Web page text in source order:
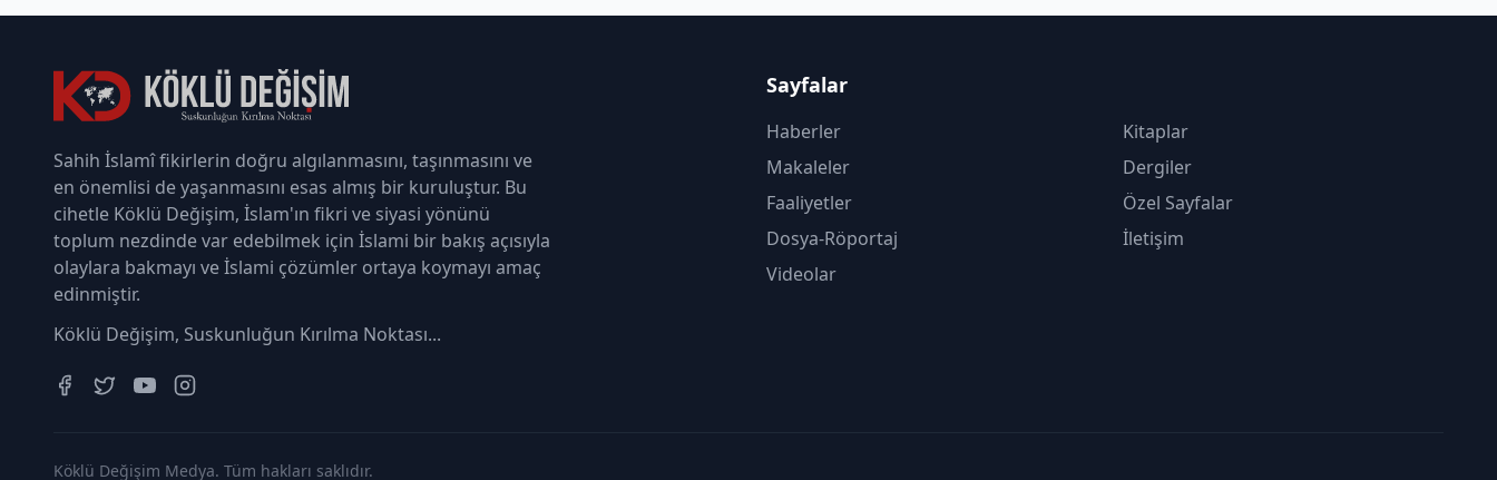
Sahih İslamî fikirlerin doğru algılanmasını, taşınmasını ve
en önemlisi de yaşanmasını esas almış bir kuruluştur. Bu
cihetle Köklü Değişim, İslam'ın fikri ve siyasi yönünü
toplum nezdinde var edebilmek için İslami bir bakış açısıyla
olaylara bakmayı ve İslami çözümler ortaya koymayı amaç
edinmiştir.
Köklü Değişim, Suskunluğun Kırılma Noktası...
Sayfalar
Haberler
Makaleler
Faaliyetler
Dosya-Röportaj
Videolar
Kitaplar
Dergiler
Özel Sayfalar
İletişim
Köklü Değişim Medya. Tüm hakları saklıdır.